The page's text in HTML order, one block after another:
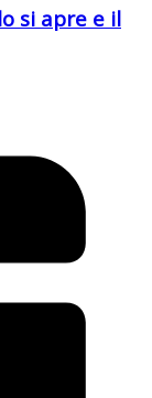
si apre e il